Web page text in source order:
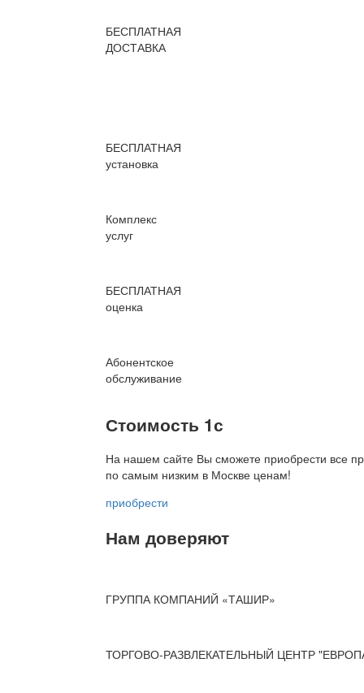
БЕСПЛАТНАЯ
ДОСТАВКА
БЕСПЛАТНАЯ
установка
Комплекс
услуг
БЕСПЛАТНАЯ
оценка
Абонентское
обслуживание
Стоимость 1с
На нашем сайте Вы сможете приобрести все
по самым низким в Москве ценам!
приобрести
Нам доверяют
ГРУППА КОМПАНИЙ «ТАШИР»
ТОРГОВО-РАЗВЛЕКАТЕЛЬНЫЙ ЦЕНТР